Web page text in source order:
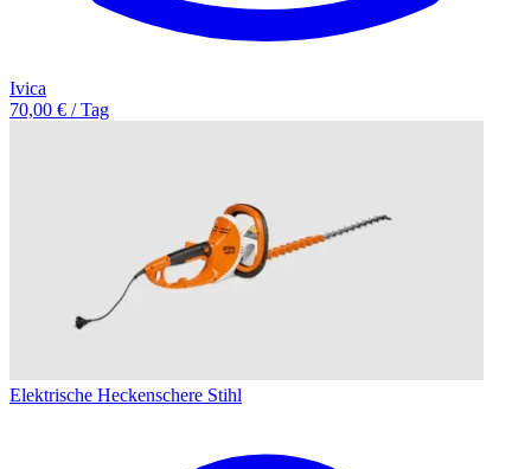
Ivica
70,00 € / Tag
Elektrische Heckenschere Stihl